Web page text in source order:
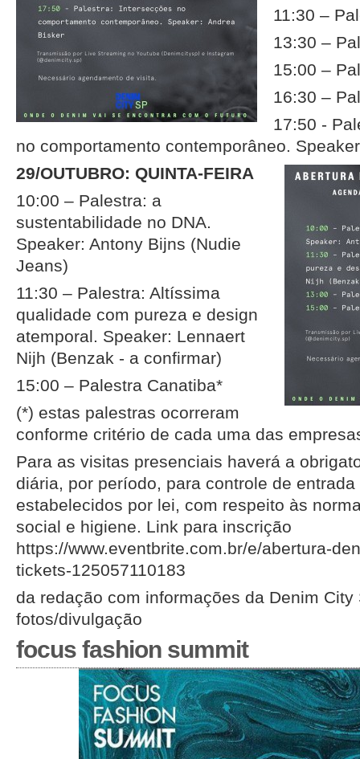
11:30 –
13:30 –
15:00 –
16:30 –
17:50 -
no comportamento contemporâneo.
29/OUTUBRO: QUINTA-FEIRA
10:00 – Palestra: a
sustentabilidade no DNA.
Speaker: Antony Bijns (Nudie
Jeans)
11:30 – Palestra: Altíssima
qualidade com pureza e design
atemporal. Speaker: Lennaert
Nijh (Benzak - a confirmar)
15:00 – Palestra Canatiba*
(*) estas palestras ocorreram
conforme critério de cada uma das
Para as visitas presenciais haverá a
diária, por período, para controle de
estabelecidos por lei, com respeito às
social e higiene. Link para inscrição
https://www.eventbrite.com.br/e/abertura-
tickets-125057110183
da redação com informações da Denim
fotos/divulgação
focus fashion summit